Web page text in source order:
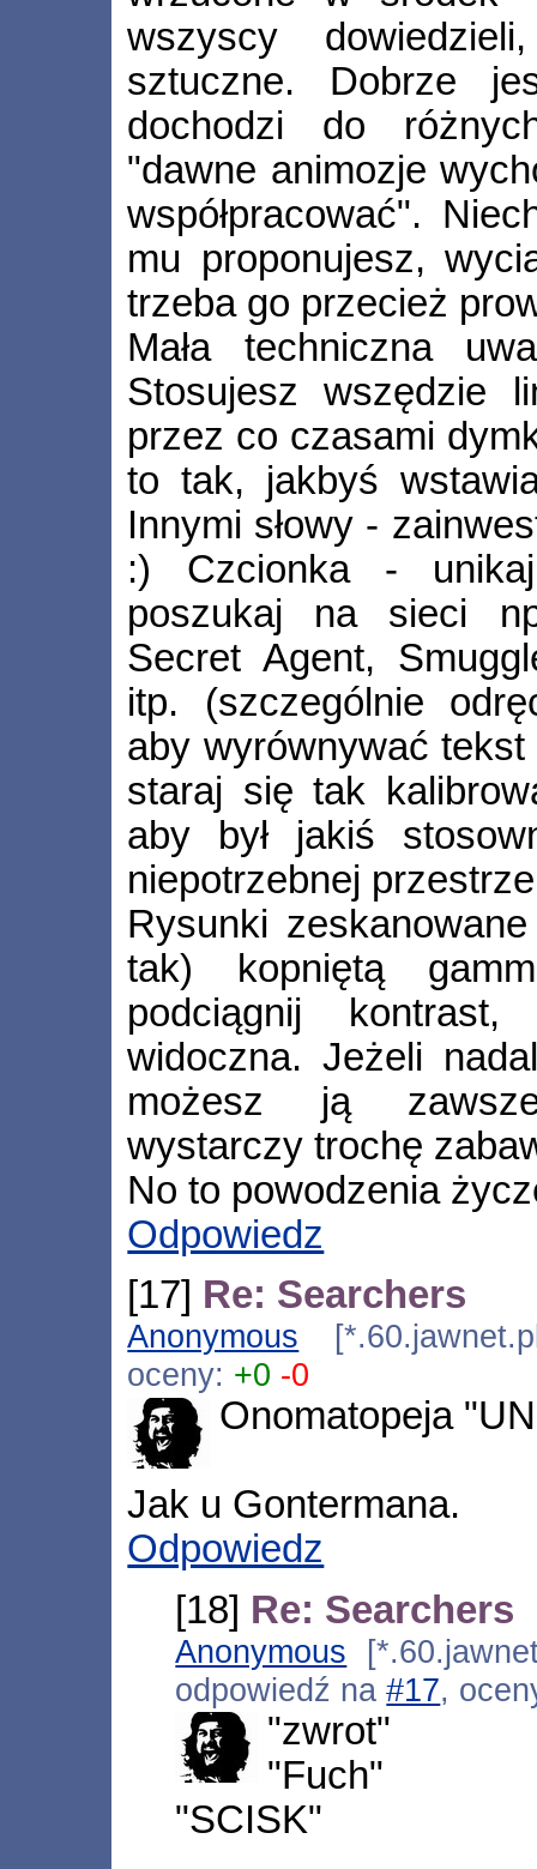
wszyscy
sztuczne. Dobrze
dochodzi do
"dawne animozje
współpracować".
mu proponujesz,
trzeba go przecież
Mała techniczna
Stosujesz wszędzie
przez co czasami
to tak, jakbyś
Innymi słowy -
:) Czcionka -
poszukaj na sieci
Secret Agent,
itp. (szczególnie
aby wyrównywać
staraj się tak
aby był jakiś
niepotrzebnej
Rysunki
tak) kopniętą
podciągnij
widoczna. Jeżeli
możesz ją
wystarczy trochę
No to powodzenia
Odpowiedz
[17] Re: Searchers
Anonymous
oceny: +0 -0
Onomatopeja
Jak u Gontermana.
Odpowiedz
[18] Re: Searchers
Anonymous
odpowiedź na#17,
"zwrot"
"Fuch"
"SCISK"